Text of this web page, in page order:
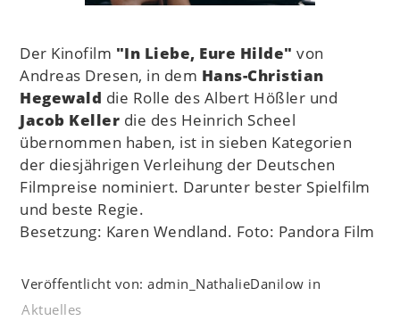
Der Kinofilm "In Liebe, Eure Hilde" von
Andreas Dresen, in dem Hans-Christian
Hegewald die Rolle des Albert Hößler und
Jacob Keller die des Heinrich Scheel
übernommen haben, ist in sieben Kategorien
der diesjährigen Verleihung der Deutschen
Filmpreise nominiert. Darunter bester Spielfilm
und beste Regie.
Besetzung: Karen Wendland. Foto: Pandora Film
Veröffentlicht von: admin_NathalieDanilow in
Aktuelles